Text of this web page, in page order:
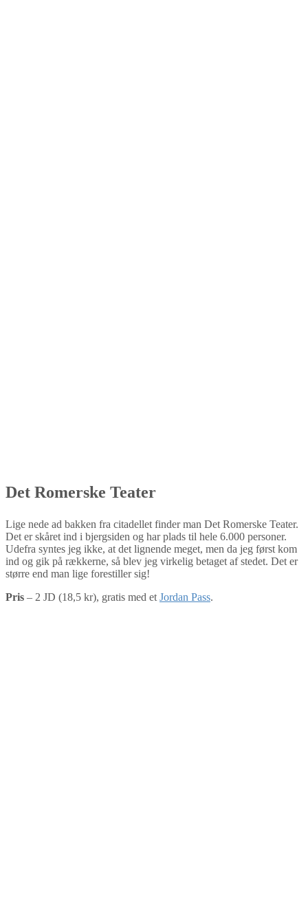
Det Romerske Teater
Lige nede ad bakken fra citadellet finder man Det Romerske Teater.
Det er skåret ind i bjergsiden og har plads til hele 6.000 personer.
Udefra syntes jeg ikke, at det lignende meget, men da jeg først kom
ind og gik på rækkerne, så blev jeg virkelig betaget af stedet. Det er
større end man lige forestiller sig!
Pris – 2 JD (18,5 kr), gratis med et Jordan Pass.